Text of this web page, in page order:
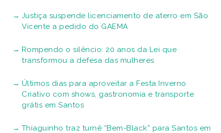
Justiça suspende licenciamento de aterro em São
Vicente a pedido do GAEMA
Rompendo o silêncio: 20 anos da Lei que
transformou a defesa das mulheres
Últimos dias para aproveitar a Festa Inverno
Criativo com shows, gastronomia e transporte
grátis em Santos
Thiaguinho traz turnê “Bem-Black” para Santos em